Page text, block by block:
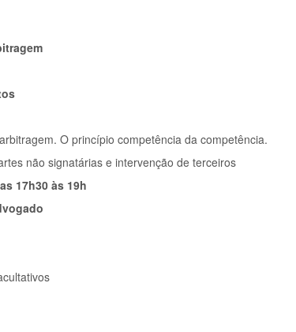
O princípio competência da competência.
não signatárias e intervenção de terceiros
17h30 às 19h